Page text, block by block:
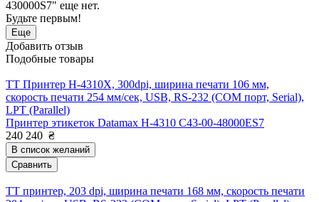
430000S7" еще нет.
Будьте первым!
Еще
Добавить отзыв
Подобные товары
TT Принтер H-4310X, 300dpi, ширина печати 106 мм,
скорость печати 254 мм/сек, USB, RS-232 (COM порт, Serial),
LPT (Parallel)
Принтер этикеток Datamax H-4310 C43-00-48000ES7
240 240 ₴
В список желаний
Сравнить
TT принтер, 203 dpi, ширина печати 168 мм, скорость печати